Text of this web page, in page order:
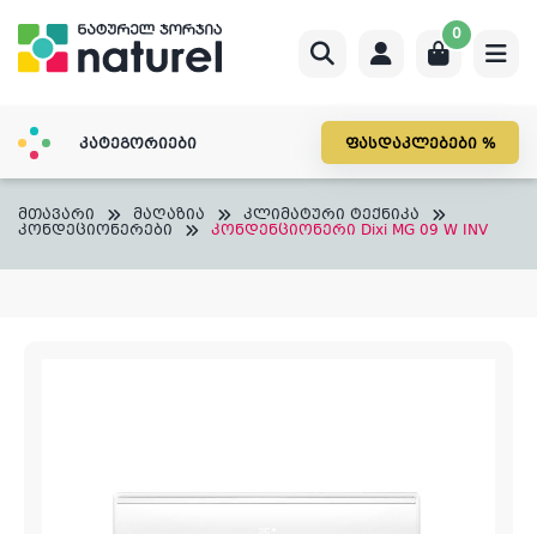
content
0
კატეგორიები ფასდაკლებები %
მთავარი მაღაზია კლიმატური ტექნიკა
კონდეციონერები კონდენციონერი Dixi MG 09 W INV